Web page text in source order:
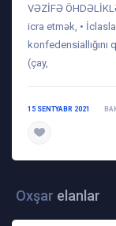
VƏZİFƏ
icra etmək, •
konfedensiallığını
(çay,
15 SENTYABR 2021
Oxşar elanlar